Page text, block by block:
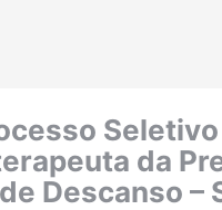
da
de Descanso –